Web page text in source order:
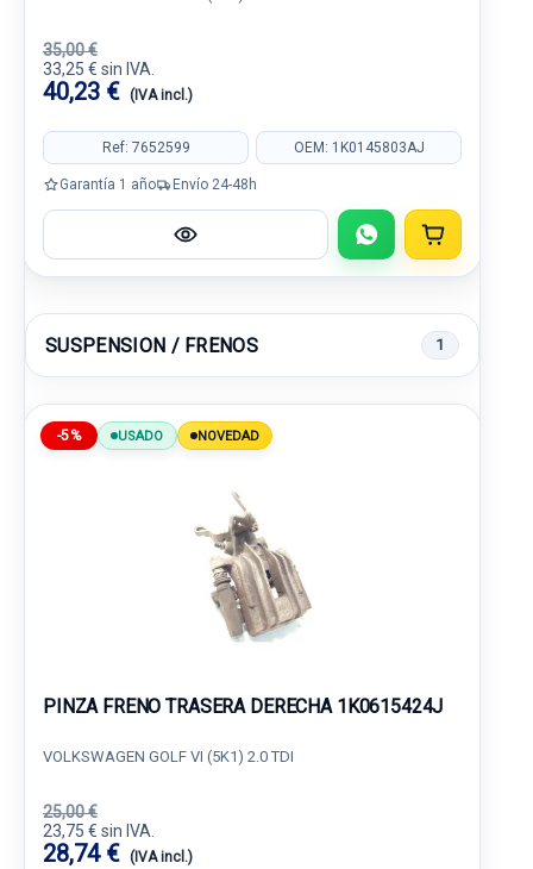
35,00 €
33,25 € sin IVA.
40,23 € (IVA incl.)
Ref: 7652599 OEM: 1K0145803AJ
Garantía 1 año Envío 24-48h
SUSPENSION / FRENOS 1
-5% USADO NOVEDAD
PINZA FRENO TRASERA DERECHA 1K0615424J
VOLKSWAGEN GOLF VI (5K1) 2.0 TDI
25,00 €
23,75 € sin IVA.
28,74 € (IVA incl.)